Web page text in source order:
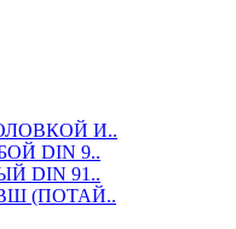
И..
DIN 9..
DIN 91..
(ПОТАЙ..